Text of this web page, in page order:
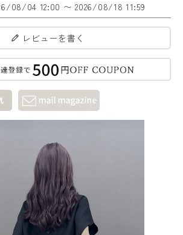
08/04 12:00 〜 2026/08/18 11:59
レビューを書く